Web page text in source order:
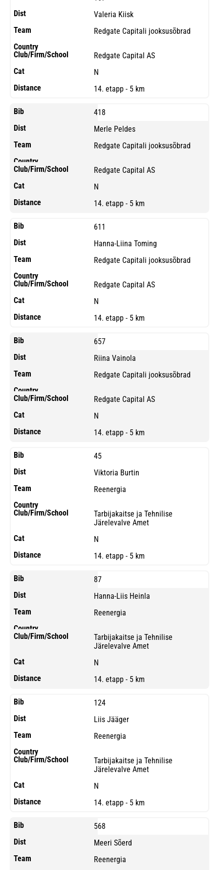
Valeria Kiisk
Redgate Capitali jooksusõbrad
Redgate Capital AS
N
14. etapp - 5 km
418
Merle Peldes
Redgate Capitali jooksusõbrad
Redgate Capital AS
N
14. etapp - 5 km
611
Hanna-Liina Toming
Redgate Capitali jooksusõbrad
Redgate Capital AS
N
14. etapp - 5 km
657
Riina Vainola
Redgate Capitali jooksusõbrad
Redgate Capital AS
N
14. etapp - 5 km
45
Viktoria Burtin
Reenergia
Tarbijakaitse ja Tehnilise
Järelevalve Amet
N
14. etapp - 5 km
87
Hanna-Liis Heinla
Reenergia
Tarbijakaitse ja Tehnilise
Järelevalve Amet
N
14. etapp - 5 km
124
Liis Jääger
Reenergia
Tarbijakaitse ja Tehnilise
Järelevalve Amet
N
14. etapp - 5 km
568
Meeri Sõerd
Reenergia